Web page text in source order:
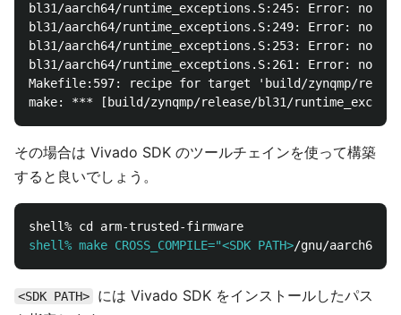
bl31/aarch64/runtime_exceptions.S:245: Error:
bl31/aarch64/runtime_exceptions.S:249: Error:
bl31/aarch64/runtime_exceptions.S:253: Error:
bl31/aarch64/runtime_exceptions.S:261: Error:
Makefile:597: recipe for target 'build/zynqmp/
その場合は Vivado SDK のツールチェインを使って構築
すると良いでしょう。
shell% make CROSS_COMPILE="<SDK PATH>/gnu/aarch64/
<SDK PATH>
には Vivado SDK をインストールしたパス